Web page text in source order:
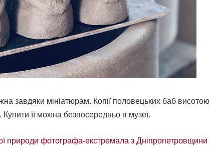
завдяки мініатюрам. Копії половецьких баб висотою
її можна безпосередньо в музеї.
природи фотографа-екстремала з Дніпропетровщини